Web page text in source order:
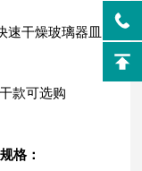
速干燥玻璃器皿
款可选购
格：